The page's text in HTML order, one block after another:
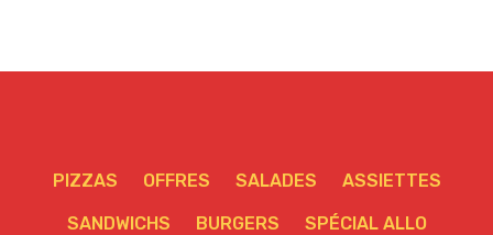
PIZZAS OFFRES SALADES ASSIETTES
SANDWICHS BURGERS SPÉCIAL ALLO